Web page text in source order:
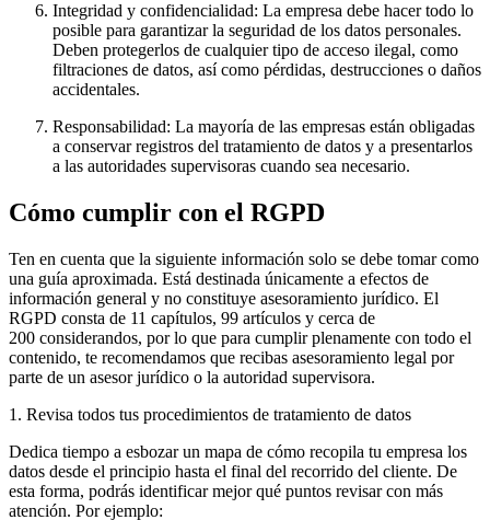
Integridad y confidencialidad: La empresa debe hacer todo lo
posible para garantizar la seguridad de los datos personales.
Deben protegerlos de cualquier tipo de acceso ilegal, como
filtraciones de datos, así como pérdidas, destrucciones o daños
accidentales.
Responsabilidad: La mayoría de las empresas están obligadas
a conservar registros del tratamiento de datos y a presentarlos
a las autoridades supervisoras cuando sea necesario.
Cómo cumplir con el RGPD
Ten en cuenta que la siguiente información solo se debe tomar como
una guía aproximada. Está destinada únicamente a efectos de
información general y no constituye asesoramiento jurídico. El
RGPD consta de 11 capítulos, 99 artículos y cerca de
200 considerandos, por lo que para cumplir plenamente con todo el
contenido, te recomendamos que recibas asesoramiento legal por
parte de un asesor jurídico o la autoridad supervisora.
1. Revisa todos tus procedimientos de tratamiento de datos
Dedica tiempo a esbozar un mapa de cómo recopila tu empresa los
datos desde el principio hasta el final del recorrido del cliente. De
esta forma, podrás identificar mejor qué puntos revisar con más
atención. Por ejemplo: